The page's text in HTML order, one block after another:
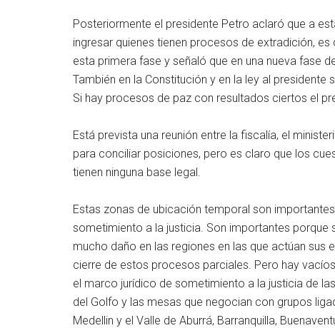
Posteriormente el presidente Petro aclaró que a
ingresar quienes tienen procesos de extradición, es
esta primera fase y señaló que en una nueva fase
También en la Constitución y en la ley al
Si hay procesos de paz con resultados ciertos el
Está prevista una reunión entre la fiscalía, el
para conciliar posiciones, pero es claro que los
tienen ninguna base legal.
Estas zonas de ubicación temporal son
sometimiento a la justicia. Son importantes
mucho daño en las regiones en las que actúan
cierre de estos procesos parciales. Pero hay
el marco jurídico de sometimiento a la justicia de
del Golfo y las mesas que negocian con grupos
Medellin y el Valle de Aburrá, Barranquilla,